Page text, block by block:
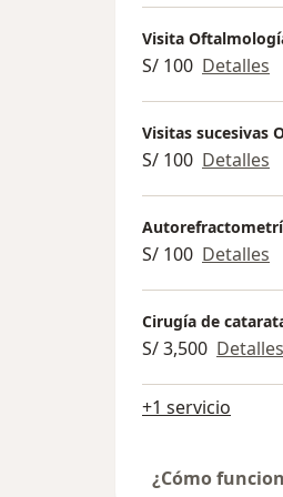
ofrezco. Estoy
oftalmológica
Gracias por
calidad de vida.
Visita
S/ 100 Detalles
Visitas sucesivas
S/ 100 Detalles
S/ 100 Detalles
Cirugía de
S/ 3,500 Detalles
+1 servicio
¿Cómo